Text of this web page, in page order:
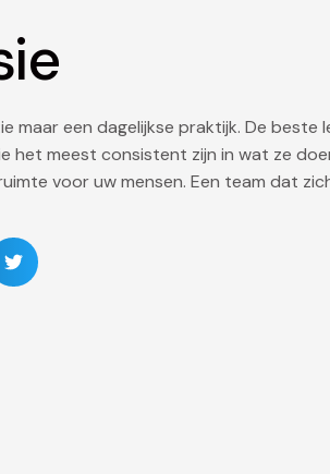
maar een dagelijkse praktijk. De beste
het meest consistent zijn in wat ze
voor uw mensen. Een team dat